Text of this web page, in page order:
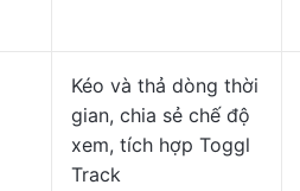
Kéo và thả dòng thời
gian, chia sẻ chế độ
xem, tích hợp Toggl
Track